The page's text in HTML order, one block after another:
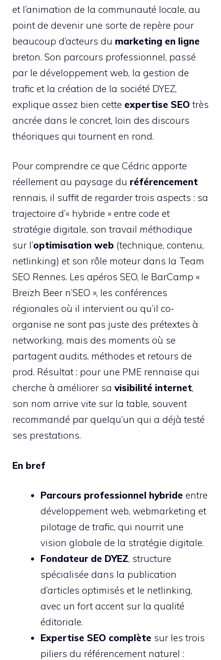
et l’animation de la communauté locale, au
point de devenir une sorte de repère pour
beaucoup d’acteurs du marketing en ligne
breton. Son parcours professionnel, passé
par le développement web, la gestion de
trafic et la création de la société DYEZ,
explique assez bien cette expertise SEO très
ancrée dans le concret, loin des discours
théoriques qui tournent en rond.
Pour comprendre ce que Cédric apporte
réellement au paysage du référencement
rennais, il suffit de regarder trois aspects : sa
trajectoire d’« hybride » entre code et
stratégie digitale, son travail méthodique
sur l’optimisation web (technique, contenu,
netlinking) et son rôle moteur dans la Team
SEO Rennes. Les apéros SEO, le BarCamp «
Breizh Beer n’SEO », les conférences
régionales où il intervient ou qu’il co-
organise ne sont pas juste des prétextes à
networking, mais des moments où se
partagent audits, méthodes et retours de
prod. Résultat : pour une PME rennaise qui
cherche à améliorer sa visibilité internet,
son nom arrive vite sur la table, souvent
recommandé par quelqu’un qui a déjà testé
ses prestations.
En bref
Parcours professionnel hybride entre
développement web, webmarketing et
pilotage de trafic, qui nourrit une
vision globale de la stratégie digitale.
Fondateur de DYEZ, structure
spécialisée dans la publication
d’articles optimisés et le netlinking,
avec un fort accent sur la qualité
éditoriale.
Expertise SEO complète sur les trois
piliers du référencement naturel :